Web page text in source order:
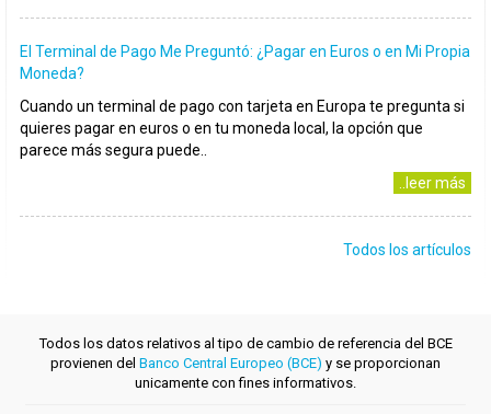
El Terminal de Pago Me Preguntó: ¿Pagar en Euros o en Mi Propia
Moneda?
Cuando un terminal de pago con tarjeta en Europa te pregunta si
quieres pagar en euros o en tu moneda local, la opción que
parece más segura puede..
..leer más
Todos los artículos
Todos los datos relativos al tipo de cambio de referencia del BCE
provienen del Banco Central Europeo (BCE) y se proporcionan
unicamente con fines informativos.